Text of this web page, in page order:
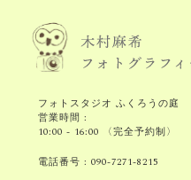
フォトスタジオ ふくろうの庭
営業時間 :
10:00 - 16:00 〈完全予約制〉
電話番号 :090-7271-8215